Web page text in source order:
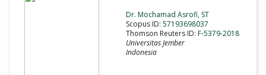
Dr. Mochamad Asrofi, ST
Scopus ID: 57193698037
Thomson Reuters ID: F-5379-2018
Universitas Jember
Indonesia